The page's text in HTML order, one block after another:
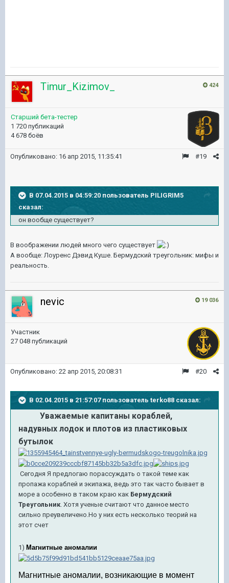
424
Timur_Kizimov_
Старший бета-тестер
1 720 публикаций
4 678 боёв
#19
Опубликовано: 16 апр 2015, 11:35:41
В 07.04.2015 в 04:59:20 пользователь PILIGRIM5
сказал:
он вообще существует?
В воображении людей много чего существует
А вообще: Лоуренс Дэвид Куше. Бермудский треугольник: мифы и
реальность.
19 036
nevic
Участник
27 048 публикаций
#20
Опубликовано: 22 апр 2015, 20:08:31
В 02.04.2015 в 21:57:07 пользователь terko88 сказал:
Уважаемые капитаны кораблей,
надувных лодок и плотов из пластиковых
бутылок
Сегодня Я предлогаю порассуждать о такой теме как
пропажа кораблей и экипажа, ведь это так часто бывает в
море а особенно в таком краю как Бермудский
Треугольник . Хотя ученые считают что данное место
сильно преувеличено.Но у них есть несколько теорий на
этот счет
1) Магнитные аномалии
Магнитные аномалии, возникающие в момент